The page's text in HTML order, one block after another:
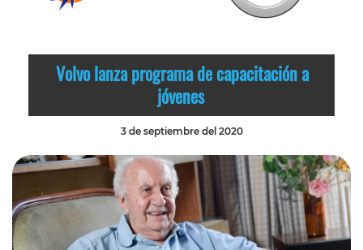
Volvo lanza programa de capacitación a
jóvenes
3 de septiembre del 2020